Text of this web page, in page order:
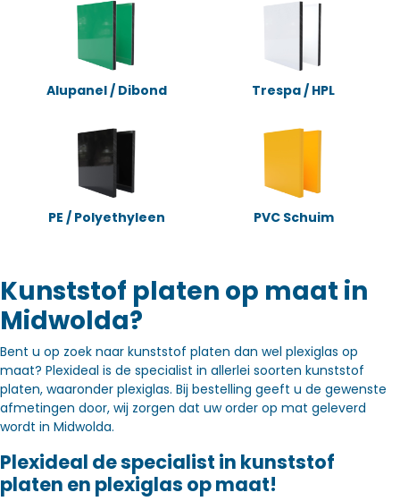
Alupanel / Dibond Trespa / HPL
PE / Polyethyleen PVC Schuim
Kunststof platen op maat in
Midwolda?
Bent u op zoek naar kunststof platen dan wel plexiglas op
maat? Plexideal is de specialist in allerlei soorten kunststof
platen, waaronder plexiglas. Bij bestelling geeft u de gewenste
afmetingen door, wij zorgen dat uw order op mat geleverd
wordt in Midwolda.
Plexideal de specialist in kunststof
platen en plexiglas op maat!